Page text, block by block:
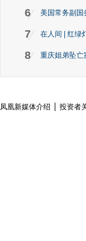
6 美国常务副国
7 在人间 | 红绿
8 重庆姐弟坠亡
凤凰新媒体介绍 投资者